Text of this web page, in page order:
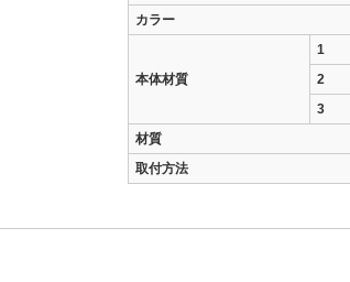
カラー
本体材質
1
2
3
材質
取付方法